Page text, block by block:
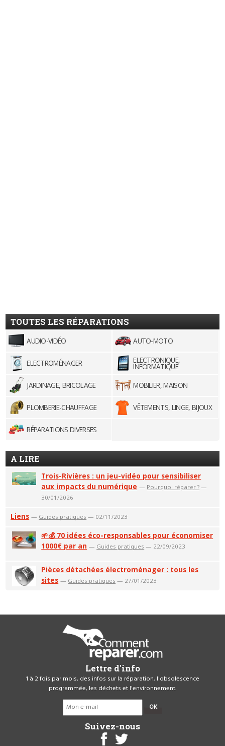
TOUTES LES RÉPARATIONS
AUDIO-VIDÉO AUTO-MOTO
ELECTROMÉNAGER ELECTRONIQUE,
INFORMATIQUE
JARDINAGE, BRICOLAGE
MOBILIER, MAISON
PLOMBERIE-CHAUFFAGE VÊTEMENTS, LINGE, BIJOUX
RÉPARATIONS DIVERSES
A LIRE
Trois-Rivières : un jeu-vidéo pour sensibiliser
aux impacts du numérique — Pourquoi réparer ? —
30/01/2026
Liens — Guides pratiques — 02/11/2023
🌱💰 70 idées éco-responsables pour économiser
1000€ par an — Guides pratiques — 22/09/2023
Pièces détachées électroménager : tous les
sites — Guides pratiques — 27/01/2023
Lettre d'info
1 à 2 fois par mois, des infos sur la réparation, l'obsolescence
programmée, les déchets et l'environnement.
OK
Suivez-nous